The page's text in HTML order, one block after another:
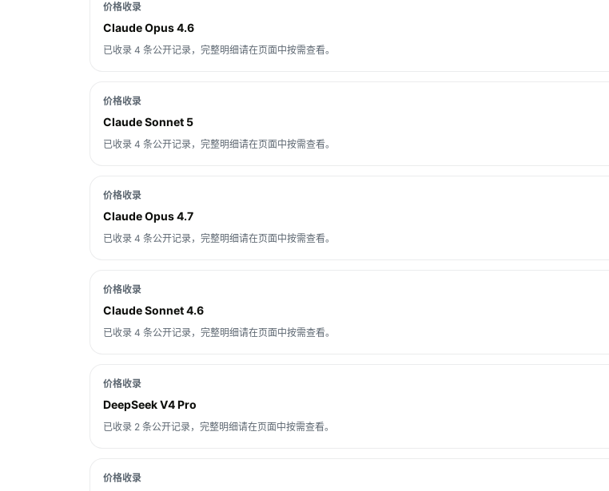
价格收录
Claude Opus 4.6
已收录 4 条公开记录，完整明细请在页面中按需查看。
价格收录
Claude Sonnet 5
已收录 4 条公开记录，完整明细请在页面中按需查看。
价格收录
Claude Opus 4.7
已收录 4 条公开记录，完整明细请在页面中按需查看。
价格收录
Claude Sonnet 4.6
已收录 4 条公开记录，完整明细请在页面中按需查看。
价格收录
DeepSeek V4 Pro
已收录 2 条公开记录，完整明细请在页面中按需查看。
价格收录